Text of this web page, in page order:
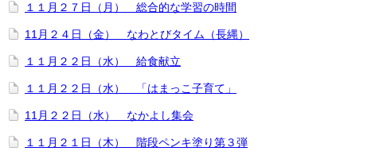
１１月２７日（月） 総合的な学習の時間
11月２４日（金） なわとびタイム（長縄）
１１月２２日（水） 給食献立
１１月２２日（水） 「はまっこ子育て」
11月２２日（水） なかよし集会
１１月２１日（木） 階段ペンキ塗り第３弾